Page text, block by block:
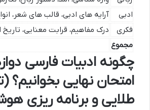
ادبی
آرایه های ادبی، قالب های شعر،
فکری
درک مفاهیم، قرابت معنایی، تاریخ
مجموع
چگونه ادبیات فارسی
امتحان نهایی
طلایی و برنامه ریزی